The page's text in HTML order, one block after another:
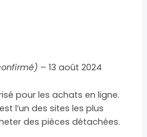
– 13 août 2024
pour les achats en ligne.
l’un des sites les plus
des pièces détachées.